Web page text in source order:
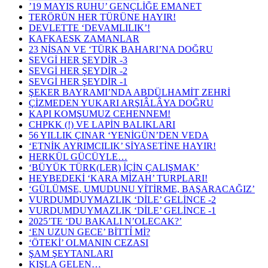
’19 MAYIS RUHU’ GENÇLİĞE EMANET
TERÖRÜN HER TÜRÜNE HAYIR!
DEVLETTE ‘DEVAMLILIK’!
KAFKAESK ZAMANLAR
23 NİSAN VE ‘TÜRK BAHARI’NA DOĞRU
SEVGİ HER ŞEYDİR -3
SEVGİ HER ŞEYDİR -2
SEVGİ HER ŞEYDİR -1
ŞEKER BAYRAMI’NDA ABDÜLHAMİT ZEHRİ
ÇİZMEDEN YUKARI ARŞIÂLÂYA DOĞRU
KAPI KOMŞUMUZ CEHENNEM!
CHPKK (!) VE LAPİN BALIKLARI
56 YILLIK ÇINAR ‘YENİGÜN’DEN VEDA
‘ETNİK AYRIMCILIK’ SİYASETİNE HAYIR!
HERKÜL GÜCÜYLE…
‘BÜYÜK TÜRK(LER) İÇİN ÇALIŞMAK’
HEYBEDEKİ ‘KARA MİZAH’ TURPLARI!
‘GÜLÜMSE, UMUDUNU YİTİRME, BAŞARACAĞIZ’
VURDUMDUYMAZLIK ‘DİLE’ GELİNCE -2
VURDUMDUYMAZLIK ‘DİLE’ GELİNCE -1
2025’TE ‘DU BAKALI N’OLECAK?’
‘EN UZUN GECE’ BİTTỈ Mİ?
‘ÖTEKİ’ OLMANIN CEZASI
ŞAM ŞEYTANLARI
KIŞLA GELEN…